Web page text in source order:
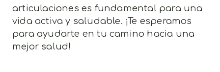
articulaciones es fundamental para una
vida activa y saludable. ¡Te esperamos
para ayudarte en tu camino hacia una
mejor salud!